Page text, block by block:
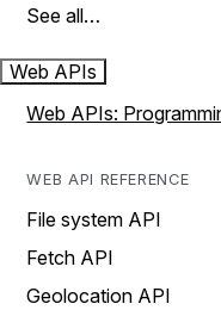
See all…
Web APIs
Web APIs:
WEB API REFERENCE
File system API
Fetch API
Geolocation API